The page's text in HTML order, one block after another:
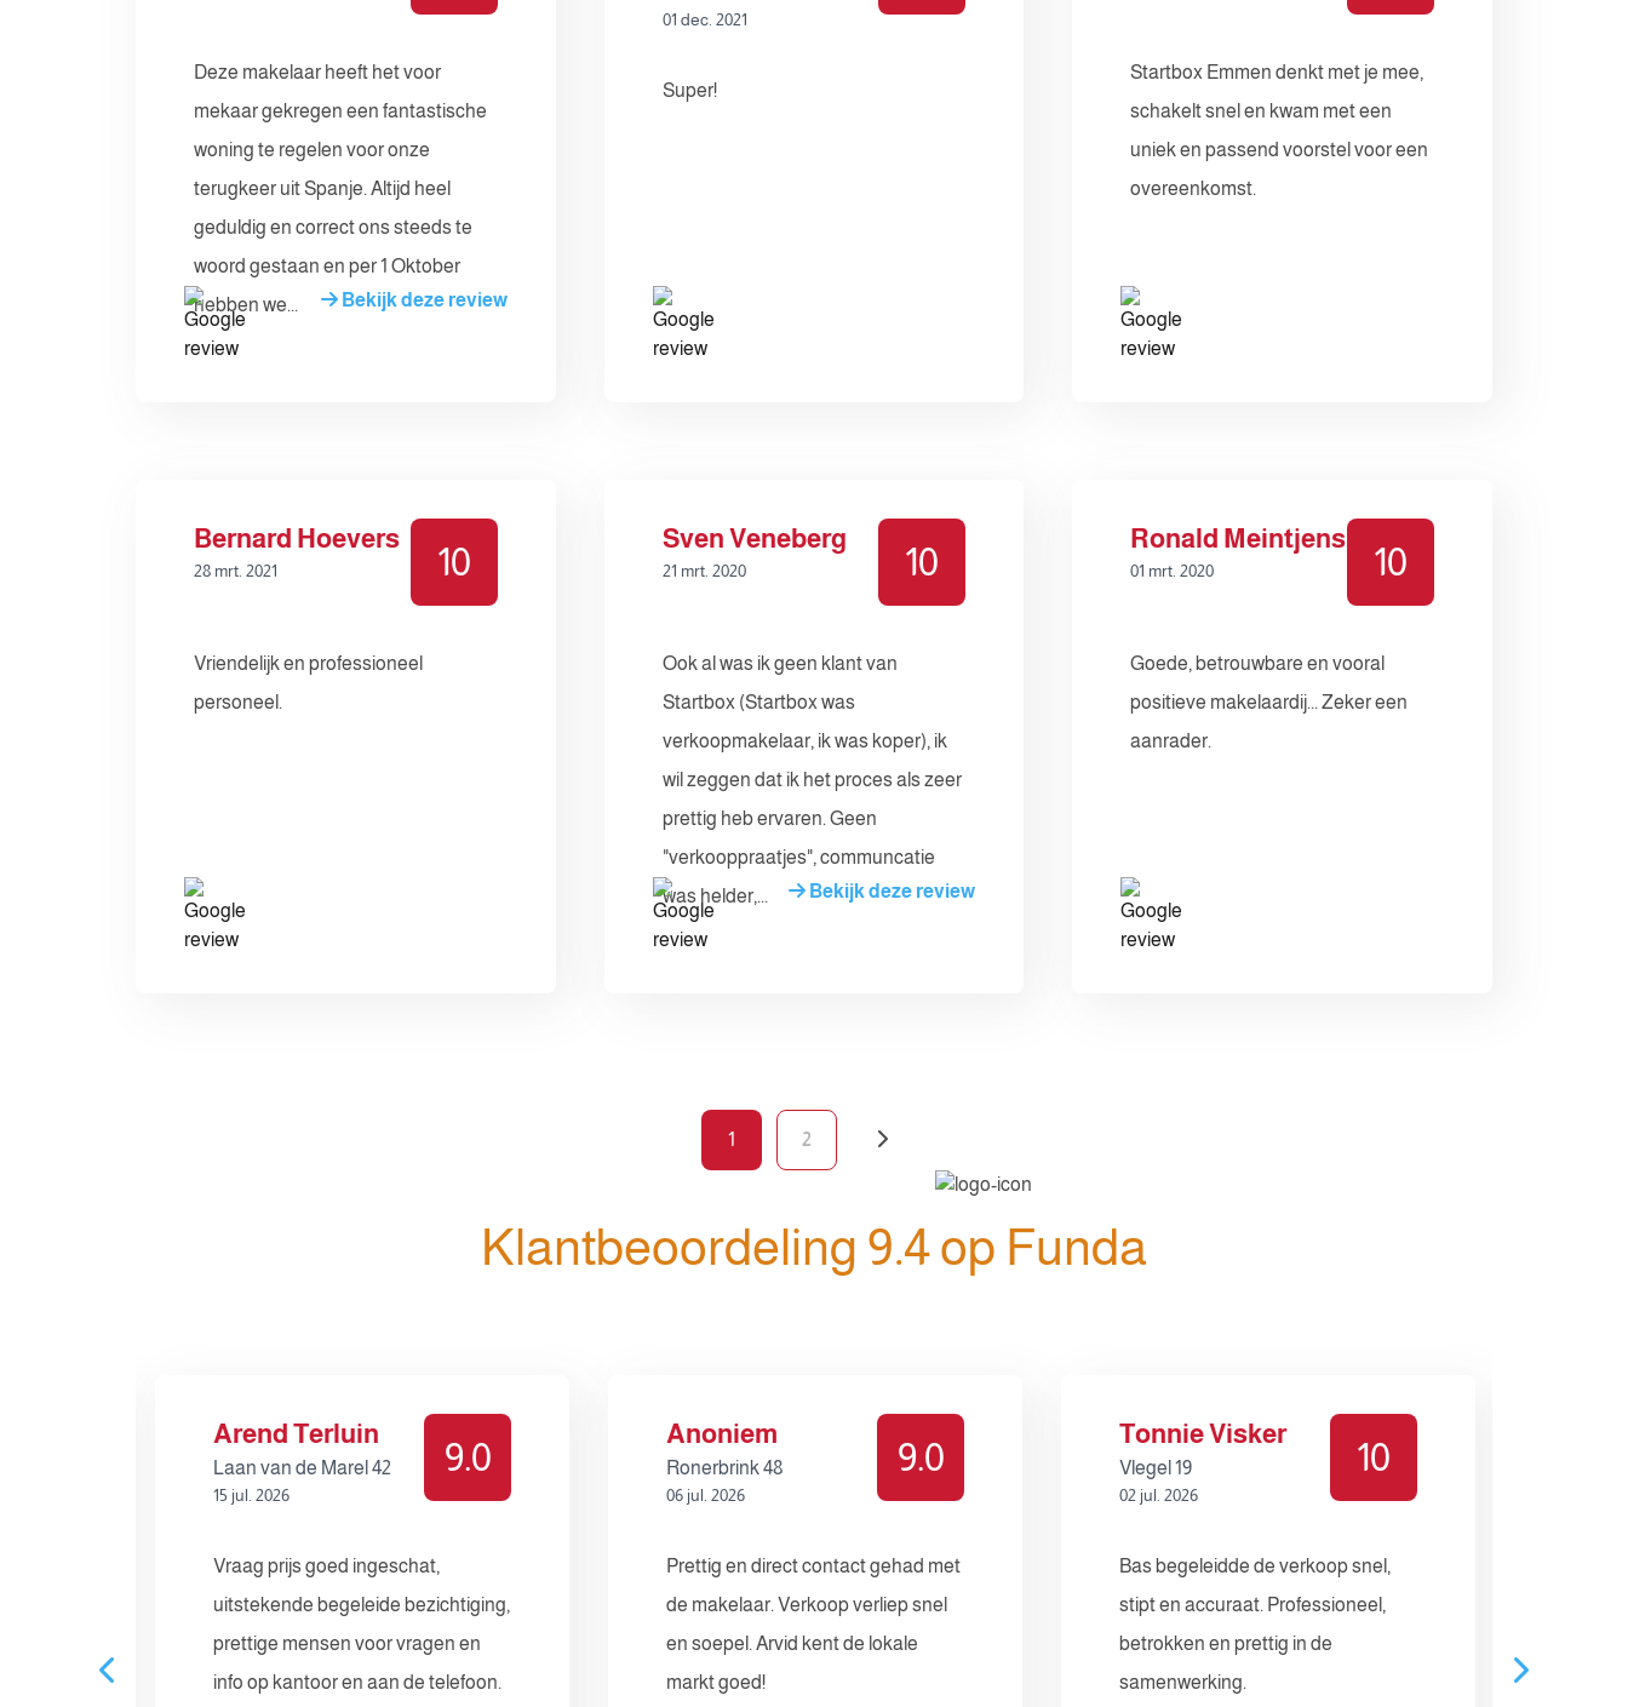
Deze makelaar heeft het voor
mekaar gekregen een fantastische
woning te regelen voor onze
terugkeer uit Spanje. Altijd heel
geduldig en correct ons steeds te
woord gestaan en per 1 Oktober
hebben we...
Bekijk deze review
01 dec. 2021
Super!
Startbox Emmen denkt met je mee,
schakelt snel en kwam met een
uniek en passend voorstel voor een
overeenkomst.
Bernard Hoevers
28 mrt. 2021 10
Vriendelijk en professioneel
personeel.
Sven Veneberg
21 mrt. 2020 10
Ook al was ik geen klant van
Startbox (Startbox was
verkoopmakelaar, ik was koper), ik
wil zeggen dat ik het proces als zeer
prettig heb ervaren. Geen
"verkooppraatjes", communcatie
was helder,...
Bekijk deze review
Ronald Meintjens
01 mrt. 2020 10
Goede, betrouwbare en vooral
positieve makelaardij... Zeker een
aanrader.
1 2
Klantbeoordeling 9.4 op Funda
Arend Terluin
Laan van de Marel 42
15 jul. 2026
9.0
Vraag prijs goed ingeschat,
uitstekende begeleide bezichtiging,
prettige mensen voor vragen en
info op kantoor en aan de telefoon.
Anoniem
Ronerbrink 48
06 jul. 2026
9.0
Prettig en direct contact gehad met
de makelaar. Verkoop verliep snel
en soepel. Arvid kent de lokale
markt goed!
Tonnie Visker
Vlegel 19
02 jul. 2026
10
Bas begeleidde de verkoop snel,
stipt en accuraat. Professioneel,
betrokken en prettig in de
samenwerking.